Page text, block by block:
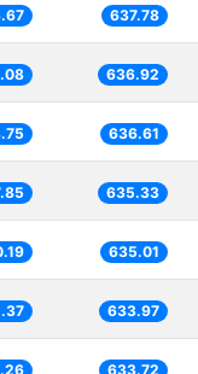
637.78
636.92
636.61
635.33
635.01
633.97
633.72